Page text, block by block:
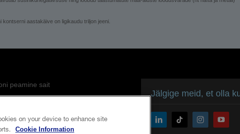
aastakäive on ligikaudu triljon jeeni.
peamine sait
Jälgige meid, et olla
on your device to enhance site
Cookie Information